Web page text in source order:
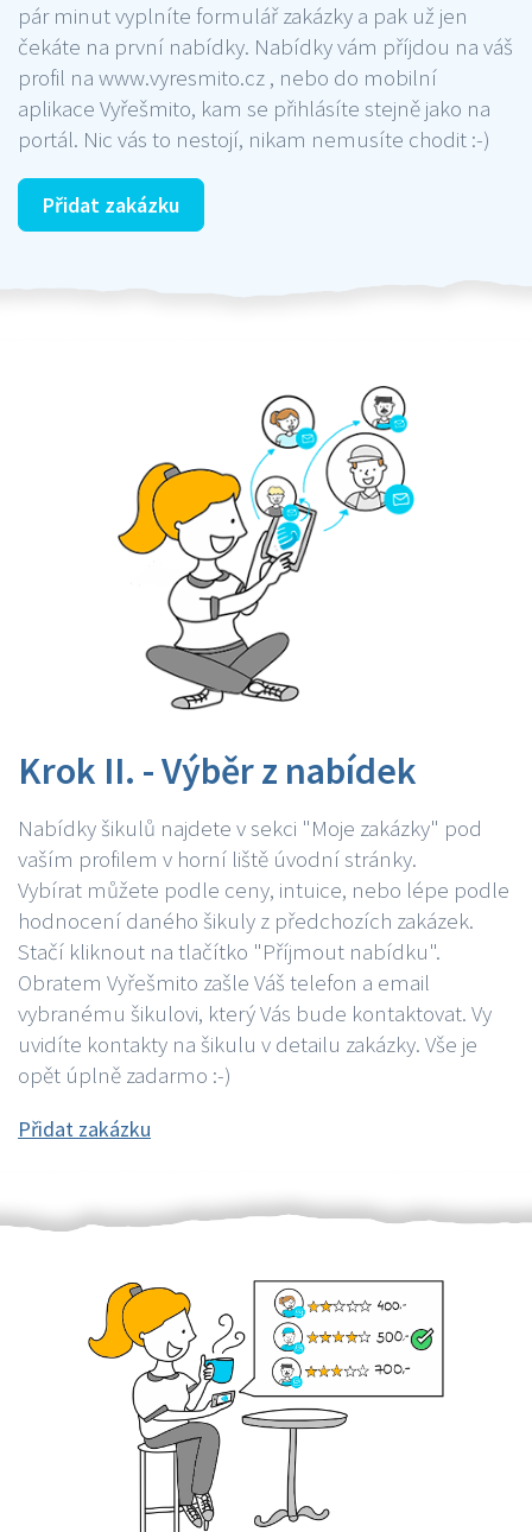
pár minut vyplníte formulář zakázky a pak už jen
čekáte na první nabídky. Nabídky vám příjdou na váš
profil na www.vyresmito.cz , nebo do mobilní
aplikace Vyřešmito, kam se přihlásíte stejně jako na
portál. Nic vás to nestojí, nikam nemusíte chodit :-)
Přidat zakázku
Krok II. - Výběr z nabídek
Nabídky šikulů najdete v sekci "Moje zakázky" pod
vaším profilem v horní liště úvodní stránky.
Vybírat můžete podle ceny, intuice, nebo lépe podle
hodnocení daného šikuly z předchozích zakázek.
Stačí kliknout na tlačítko "Příjmout nabídku".
Obratem Vyřešmito zašle Váš telefon a email
vybranému šikulovi, který Vás bude kontaktovat. Vy
uvidíte kontakty na šikulu v detailu zakázky. Vše je
opět úplně zadarmo :-)
Přidat zakázku